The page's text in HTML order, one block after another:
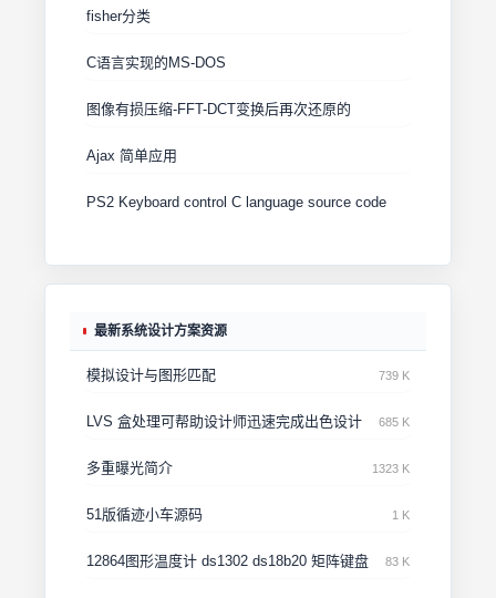
fisher分类
C语言实现的MS-DOS
图像有损压缩-FFT-DCT变换后再次还原的
Ajax 简单应用
PS2 Keyboard control C language source code
最新系统设计方案资源
模拟设计与图形匹配 739 K
LVS 盒处理可帮助设计师迅速完成出色设计 685 K
多重曝光简介 1323 K
51版循迹小车源码 1 K
12864图形温度计 ds1302 ds18b20 矩阵键盘 83 K